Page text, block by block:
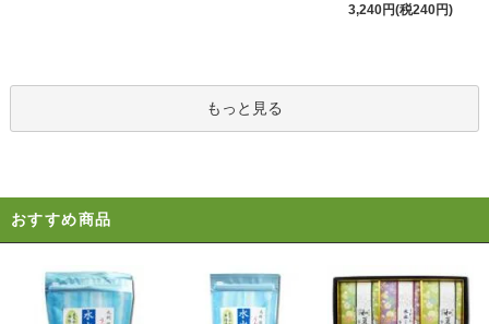
3,240円(税240円)
もっと見る
おすすめ商品